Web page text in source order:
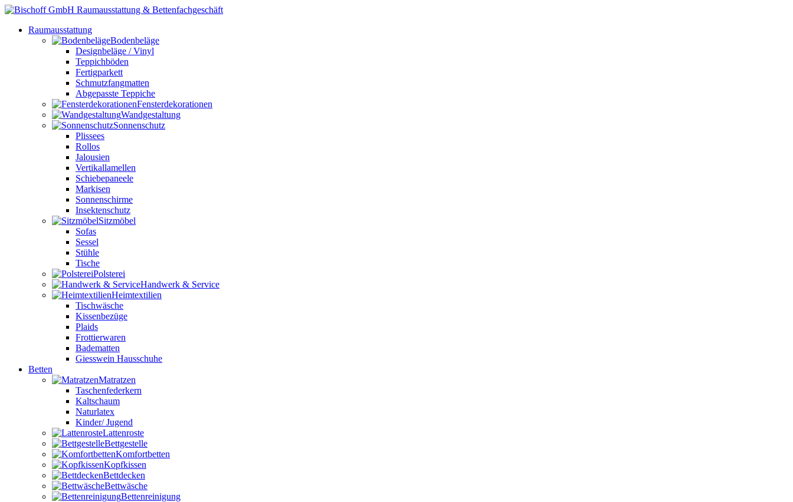
Raumausstattung
Bodenbeläge
Designbeläge / Vinyl
Teppichböden
Fertigparkett
Schmutzfangmatten
Abgepasste Teppiche
Fensterdekorationen
Wandgestaltung
Sonnenschutz
Plissees
Rollos
Jalousien
Vertikallamellen
Schiebepaneele
Markisen
Sonnenschirme
Insektenschutz
Sitzmöbel
Sofas
Sessel
Stühle
Tische
Polsterei
Handwerk & Service
Heimtextilien
Tischwäsche
Kissenbezüge
Plaids
Frottierwaren
Badematten
Giesswein Hausschuhe
Betten
Matratzen
Taschenfederkern
Kaltschaum
Naturlatex
Kinder/ Jugend
Lattenroste
Bettgestelle
Komfortbetten
Kopfkissen
Bettdecken
Bettwäsche
Bettenreinigung